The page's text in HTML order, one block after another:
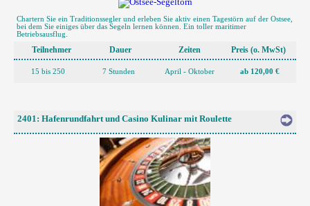
Chartern Sie ein Traditionssegler und erleben Sie aktiv einen Tagestörn auf der Ostsee,
bei dem Sie einiges über das Segeln lernen können. Ein toller maritimer
Betriebsausflug.
Teilnehmer Dauer Zeiten Preis (o. MwSt)
15 bis 250 7 Stunden April - Oktober ab 120,00 €
2401: Hafenrundfahrt und Casino Kulinar mit Roulette